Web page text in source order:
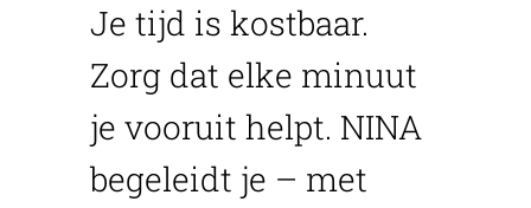
Je tijd is kostbaar.
Zorg dat elke minuut
je vooruit helpt. NINA
begeleidt je – met